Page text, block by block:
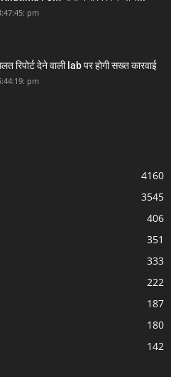
pm
रिपोर्ट देने वाली lab पर होगी सख्त कारवाई
pm
4160
3545
406
351
333
222
187
180
142